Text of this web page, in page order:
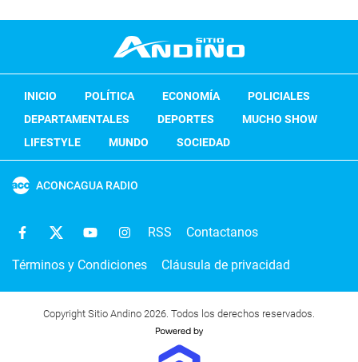
INICIO POLÍTICA ECONOMÍA
POLICIALES
DEPARTAMENTALES
DEPORTES
MUCHO SHOW
LIFESTYLE
MUNDO SOCIEDAD
ACONCAGUA RADIO
RSS Contactanos
Términos y Condiciones Cláusula de privacidad
Copyright Sitio Andino 2026. Todos los derechos reservados.